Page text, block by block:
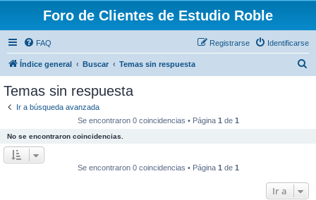
Foro de Clientes de Estudio Roble
FAQ Identificarse
Registrarse
Índice general Buscar Temas sin respuesta
Temas sin respuesta
Ir a búsqueda avanzada
Se encontraron 0 coincidencias • Página 1 de 1
No se encontraron coincidencias.
Se encontraron 0 coincidencias • Página 1 de 1
Ir a